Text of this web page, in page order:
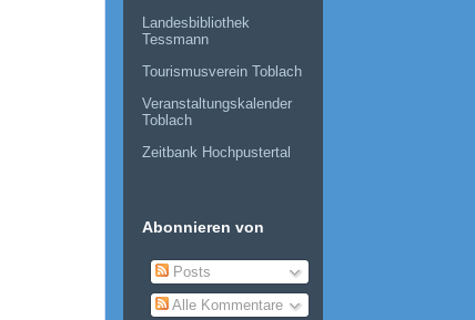
Landesbibliothek
Tessmann
Tourismusverein Toblach
Veranstaltungskalender
Toblach
Zeitbank Hochpustertal
Abonnieren von
Posts
Alle Kommentare